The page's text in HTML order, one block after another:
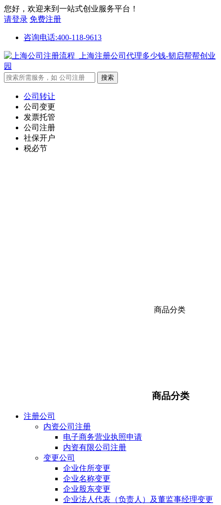
您好，欢迎来到一站式创业服务平台！
请登录 免费注册
咨询电话:400-118-9613
公司转让
公司变更
发票托管
公司注册
社保开户
税必节
商品分类
商品分类
注册公司
内资公司注册
电子商务营业执照申请
内资有限公司注册
变更公司
企业住所变更
企业名称变更
企业股东变更
企业法人代表（负责人）及董监事经理变更